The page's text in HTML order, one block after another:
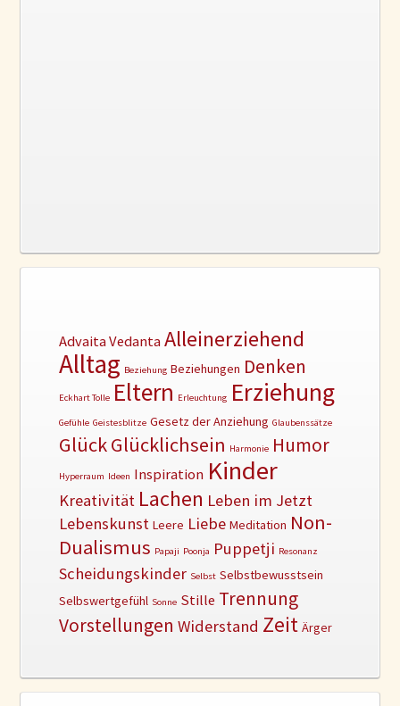
Advaita Vedanta Alleinerziehend
Alltag Beziehung Beziehungen Denken
Eckhart Tolle Eltern Erleuchtung Erziehung
Gefühle Geistesblitze Gesetz der Anziehung Glaubenssätze
GlückGlücklichsein Harmonie Humor
Hyperraum Ideen Inspiration Kinder
Kreativität Lachen Leben im Jetzt
Lebenskunst Leere Liebe Meditation Non-
Dualismus Papaji Poonja Puppetji Resonanz
Scheidungskinder Selbst Selbstbewusstsein
Selbswertgefühl Sonne Stille Trennung
Vorstellungen Widerstand Zeit Ärger